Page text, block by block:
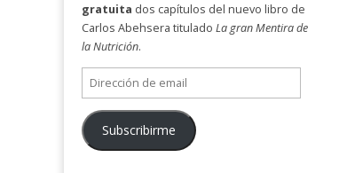
gratuita dos capítulos del nuevo libro de
Carlos Abehsera titulado La gran Mentira de
la Nutrición.
Dirección
de
email
Subscribirme